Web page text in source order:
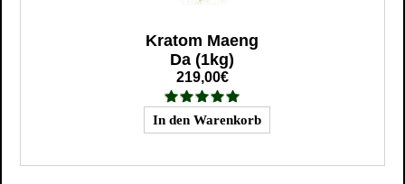
Kratom Maeng
Da (1kg)
219,00€